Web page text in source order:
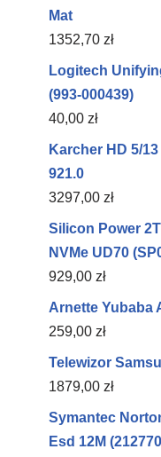
Mat
1352,70 zł
Logitech
(993-000439)
40,00 zł
Karcher HD 5/
921.0
3297,00 zł
Silicon Power
NVMe UD70
929,00 zł
Arnette Yubaba
259,00 zł
Telewizor
1879,00 zł
Symantec
Esd 12M